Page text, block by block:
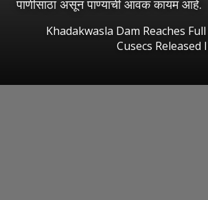
पाणीसाठा असून पाण्याची आवक कायम आहे.
Khadakwasla Dam Reaches
Cusecs